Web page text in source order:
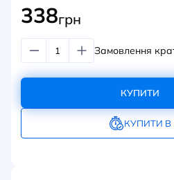
338грн
Замовлення
КУПИТИ
КУПИТИ В